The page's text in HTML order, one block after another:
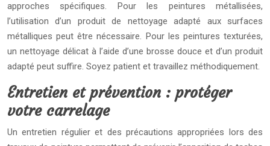
approches spécifiques. Pour les peintures métallisées,
l’utilisation d’un produit de nettoyage adapté aux surfaces
métalliques peut être nécessaire. Pour les peintures texturées,
un nettoyage délicat à l’aide d’une brosse douce et d’un produit
adapté peut suffire. Soyez patient et travaillez méthodiquement.
Entretien et prévention : protéger
votre carrelage
Un entretien régulier et des précautions appropriées lors des